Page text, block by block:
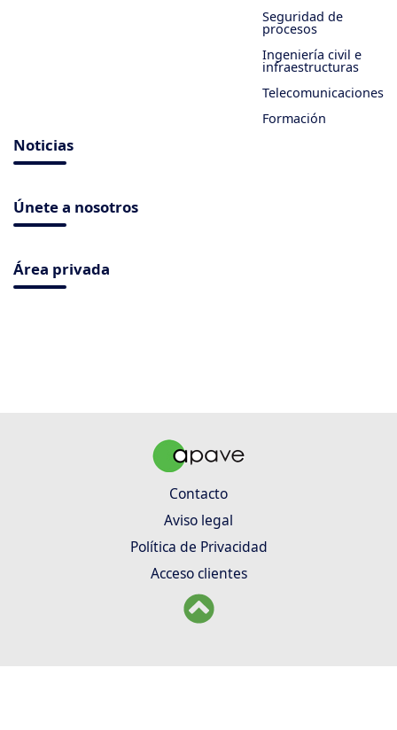
Seguridad de
procesos
Ingeniería civil e
infraestructuras
Telecomunicaciones
Formación
Noticias
Únete a nosotros
Área privada
Contacto
Aviso legal
Política de Privacidad
Acceso clientes